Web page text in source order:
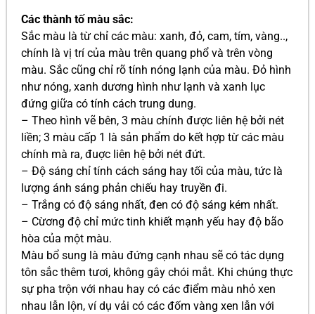
Các thành tố màu sắc:
Sắc màu là từ chỉ các màu: xanh, đỏ, cam, tím, vàng..,
chính là vị trí của màu trên quang phổ và trên vòng
màu. Sắc cũng chỉ rõ tính nóng lạnh của màu. Ðỏ hình
như nóng, xanh dương hình như lạnh và xanh lục
đứng giữa có tính cách trung dung.
– Theo hình vẽ bên, 3 màu chính được liên hệ bởi nét
liền; 3 màu cấp 1 là sản phẩm do kết hợp từ các màu
chính mà ra, đuợc liên hệ bởi nét đứt.
– Ðộ sáng chỉ tính cách sáng hay tối của màu, tức là
lượng ánh sáng phản chiếu hay truyền đi.
– Trắng có độ sáng nhất, đen có độ sáng kém nhất.
– Cừơng độ chỉ mức tinh khiết mạnh yếu hay độ bão
hòa của một màu.
Màu bổ sung là màu đứng cạnh nhau sẽ có tác dụng
tôn sắc thêm tươi, không gây chói mắt. Khi chúng thực
sự pha trộn với nhau hay có các điểm màu nhỏ xen
nhau lẫn lộn, ví dụ vải có các đốm vàng xen lẫn với